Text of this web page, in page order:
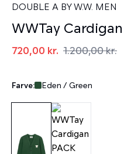
DOUBLE A BY W.W. MEN
WWTay Cardigan
720,00 kr. 1.200,00 kr.
Farve: Eden / Green